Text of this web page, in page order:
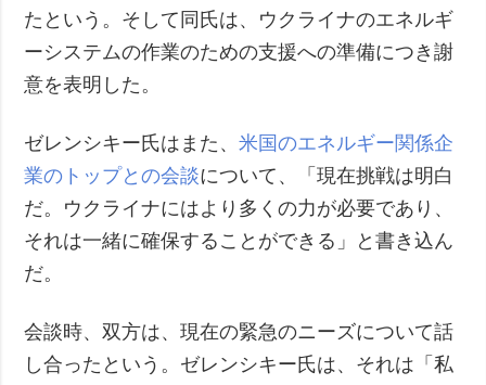
たという。そして同氏は、ウクライナのエネルギ
ーシステムの作業のための支援への準備につき謝
意を表明した。
ゼレンシキー氏はまた、米国のエネルギー関係企
業のトップとの会談について、「現在挑戦は明白
だ。ウクライナにはより多くの力が必要であり、
それは一緒に確保することができる」と書き込ん
だ。
会談時、双方は、現在の緊急のニーズについて話
し合ったという。ゼレンシキー氏は、それは「私